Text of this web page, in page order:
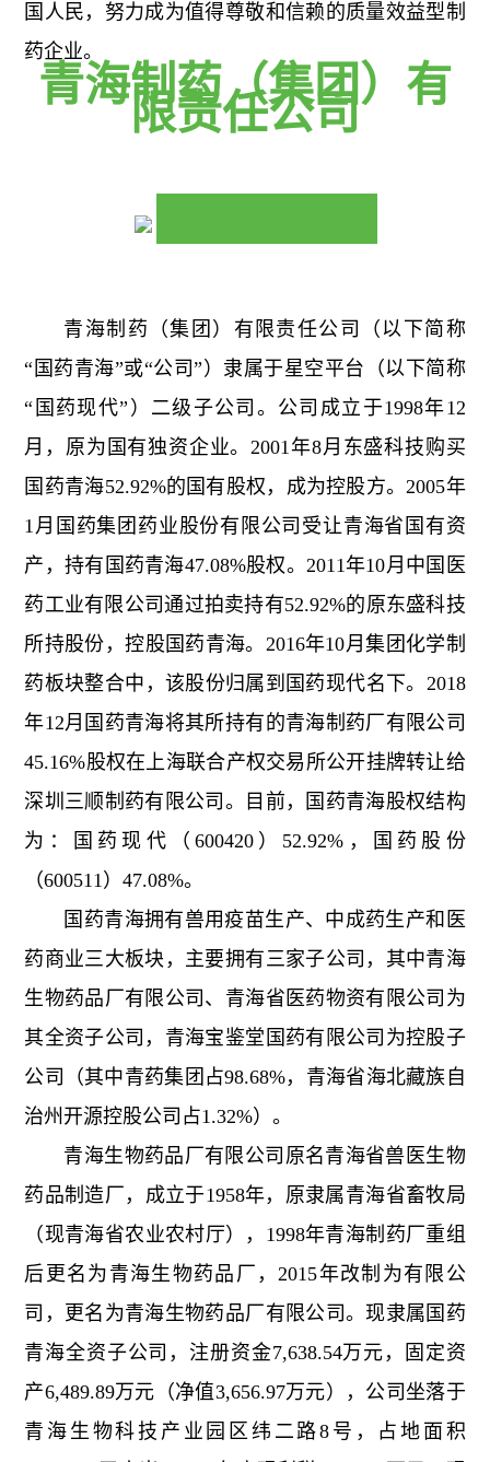
国人民，努力成为值得尊敬和信赖的质量效益型制
药企业。
青海制药（集团）有
限责任公司
青海制药（集团）有限责任公司（以下简称
“国药青海”或“公司”）隶属于星空平台（以下简称
“国药现代”）二级子公司。公司成立于1998年12
月，原为国有独资企业。2001年8月东盛科技购买
国药青海52.92%的国有股权，成为控股方。2005年
1月国药集团药业股份有限公司受让青海省国有资
产，持有国药青海47.08%股权。2011年10月中国医
药工业有限公司通过拍卖持有52.92%的原东盛科技
所持股份，控股国药青海。2016年10月集团化学制
药板块整合中，该股份归属到国药现代名下。2018
年12月国药青海将其所持有的青海制药厂有限公司
45.16%股权在上海联合产权交易所公开挂牌转让给
深圳三顺制药有限公司。目前，国药青海股权结构
为：国药现代（600420）52.92%，国药股份
（600511）47.08%。
国药青海拥有兽用疫苗生产、中成药生产和医
药商业三大板块，主要拥有三家子公司，其中青海
生物药品厂有限公司、青海省医药物资有限公司为
其全资子公司，青海宝鉴堂国药有限公司为控股子
公司（其中青药集团占98.68%，青海省海北藏族自
治州开源控股公司占1.32%）。
青海生物药品厂有限公司原名青海省兽医生物
药品制造厂，成立于1958年，原隶属青海省畜牧局
（现青海省农业农村厅），1998年青海制药厂重组
后更名为青海生物药品厂，2015年改制为有限公
司，更名为青海生物药品厂有限公司。现隶属国药
青海全资子公司，注册资金7,638.54万元，固定资
产6,489.89万元（净值3,656.97万元），公司坐落于
青海生物科技产业园区纬二路8号，占地面积